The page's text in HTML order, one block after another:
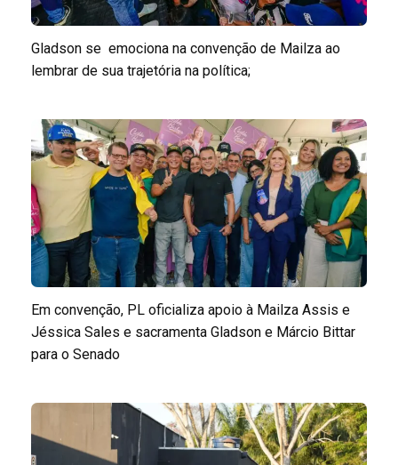
Gladson se emociona na convenção de Mailza ao
lembrar de sua trajetória na política;
Em convenção, PL oficializa apoio à Mailza Assis e
Jéssica Sales e sacramenta Gladson e Márcio Bittar
para o Senado